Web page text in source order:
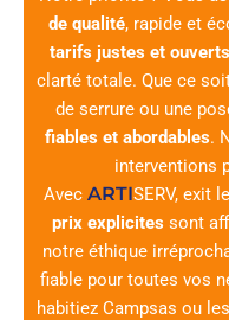
de qualité, rapide et
tarifs justes et ouverts
clarté totale. Que ce
de serrure ou une
fiables et abordables.
interventions
Avec ARTISERV, exit
prix explicites sont
notre éthique
fiable pour toutes vos
habitiez Campsas ou